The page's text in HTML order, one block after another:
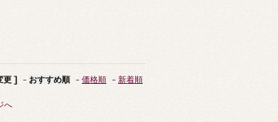
更 ] - おすすめ順 - 価格順 - 新着順
へ